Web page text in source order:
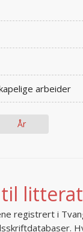
arbeider
År
registrert i